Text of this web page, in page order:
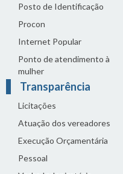
Posto de Identificação
Procon
Internet Popular
Ponto de atendimento à
mulher
Transparência
Licitações
Atuação dos vereadores
Execução Orçamentária
Pessoal